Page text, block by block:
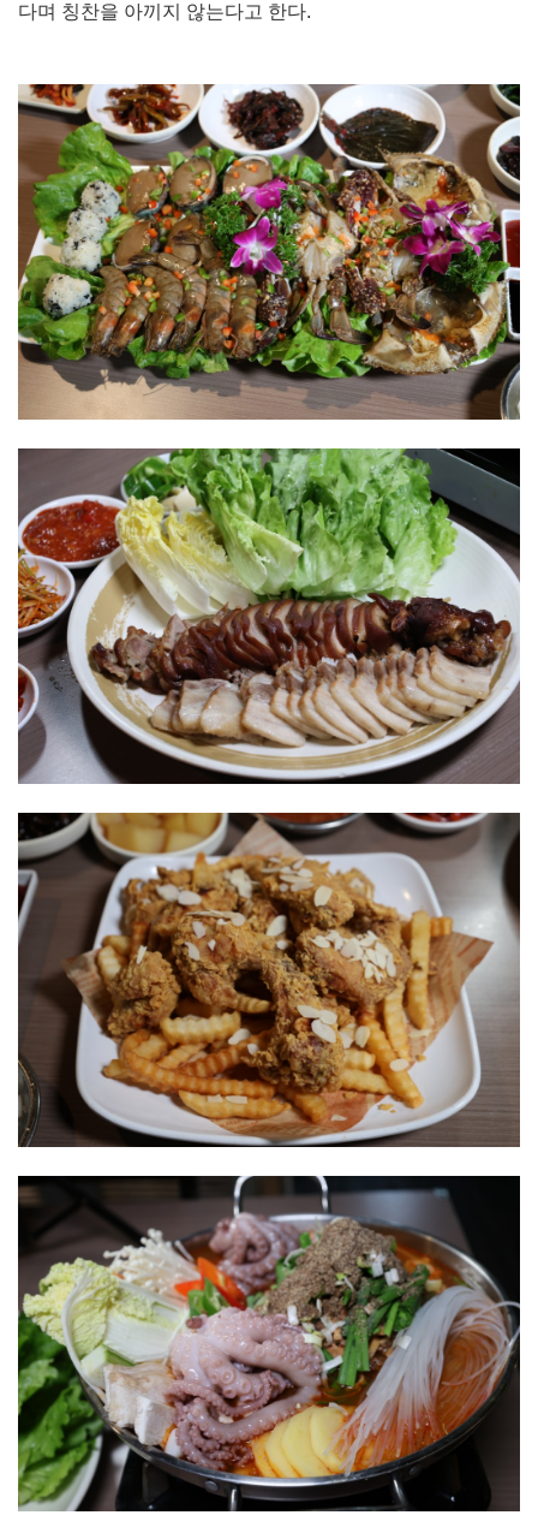
다며 칭찬을 아끼지 않는다고 한다.